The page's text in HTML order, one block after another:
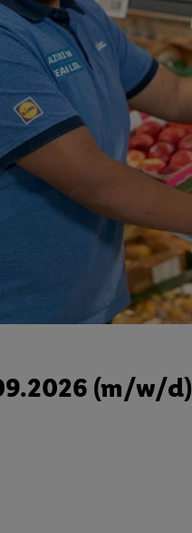
(m/w/d)